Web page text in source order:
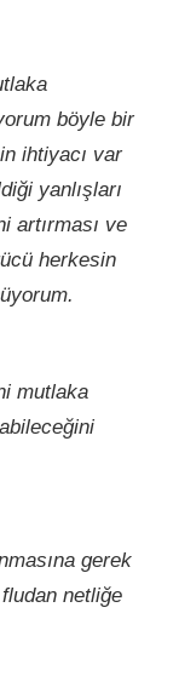
böyle bir
ihtiyacı var
yanlışları
artırması ve
herkesin
mutlaka
gerek
netliğe